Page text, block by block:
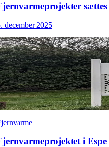
december 2025
i Espe